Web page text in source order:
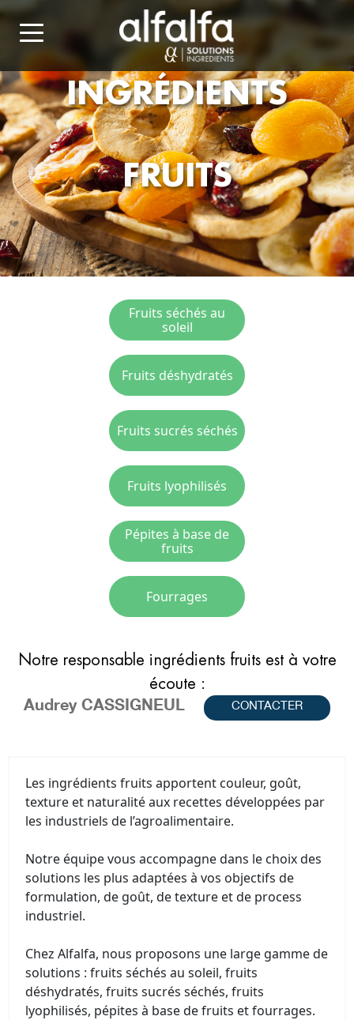
INGRÉDIENTS
FRUITS
Fruits séchés au
soleil
Fruits déshydratés
Fruits sucrés séchés
Fruits lyophilisés
Pépites à base de
fruits
Fourrages
Notre responsable ingrédients fruits est à votre
écoute :
Audrey CASSIGNEUL CONTACTER
Les ingrédients fruits apportent couleur, goût,
texture et naturalité aux recettes développées par
les industriels de l’agroalimentaire.
Notre équipe vous accompagne dans le choix des
solutions les plus adaptées à vos objectifs de
formulation, de goût, de texture et de process
industriel.
Chez Alfalfa, nous proposons une large gamme de
solutions : fruits séchés au soleil, fruits
déshydratés, fruits sucrés séchés, fruits
lyophilisés, pépites à base de fruits et fourrages.